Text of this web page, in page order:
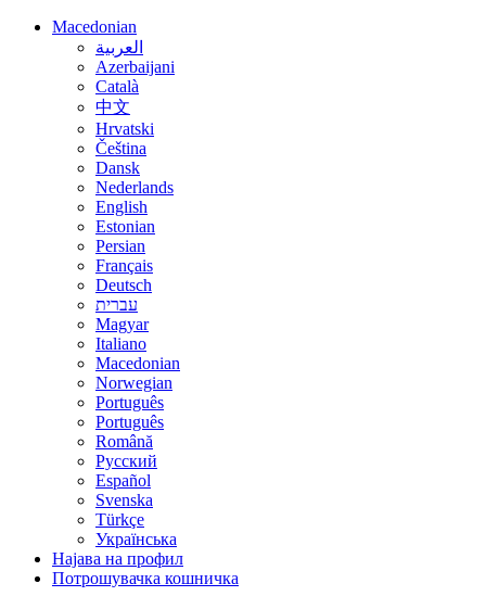
Macedonian
العربية
Azerbaijani
Català
中文
Hrvatski
Čeština
Dansk
Nederlands
English
Estonian
Persian
Français
Deutsch
עברית
Magyar
Italiano
Macedonian
Norwegian
Português
Português
Română
Русский
Español
Svenska
Türkçe
Українська
Најава на профил
Потрошувачка кошничка